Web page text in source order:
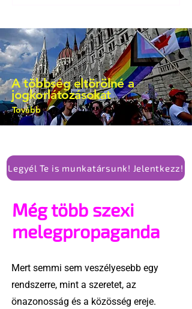
A többség eltörölné a
jogkorlátozásokat
Tovább
Legyél Te is munkatársunk! Jelentkezz!
Még több szexi
melegpropaganda
Mert semmi sem veszélyesebb egy
rendszerre, mint a szeretet, az
önazonosság és a közösség ereje.